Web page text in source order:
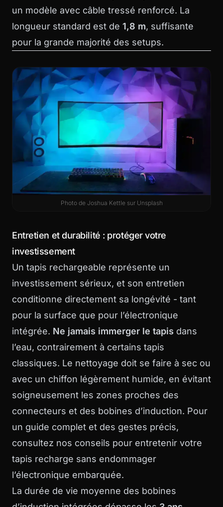
un modèle avec câble tressé renforcé. La
longueur standard est de 1,8 m, suffisante
pour la grande majorité des setups.
Photo de Joshua Kettlesur Unsplash
Entretien et durabilité : protéger votre
investissement
Un tapis rechargeable représente un
investissement sérieux, et son entretien
conditionne directement sa longévité - tant
pour la surface que pour l’électronique
intégrée. Ne jamais immerger le tapis dans
l’eau, contrairement à certains tapis
classiques. Le nettoyage doit se faire à sec ou
avec un chiffon légèrement humide, en évitant
soigneusement les zones proches des
connecteurs et des bobines d’induction. Pour
un guide complet et des gestes précis,
consultez nos conseils pour entretenir votre
tapis recharge sans endommager
l’électronique embarquée.
La durée de vie moyenne des bobines